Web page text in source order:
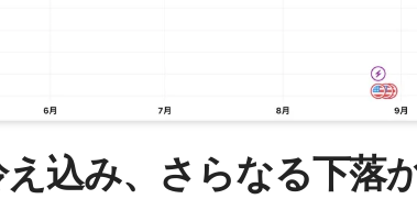
込み、さらなる下落